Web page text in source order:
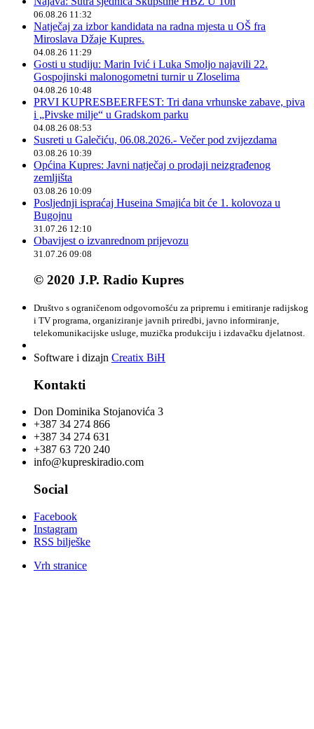
06.08.26 11:32
Natječaj za izbor kandidata na radna mjesta u OŠ fra
Miroslava Džaje Kupres.
04.08.26 11:29
Gosti u studiju: Marin Ivić i Luka Smoljo najavili 22.
Gospojinski malonogometni turnir u Zloselima
04.08.26 10:48
PRVI KUPRESBEERFEST: Tri dana vrhunske zabave, piva
i „Pivske milje“ u Gradskom parku
04.08.26 08:53
Susreti u Galečiću, 06.08.2026.- Večer pod zvijezdama
03.08.26 10:39
Općina Kupres: Javni natječaj o prodaji neizgrađenog
zemljišta
03.08.26 10:09
Posljednji ispraćaj Huseina Smajića bit će 1. kolovoza u
Bugojnu
31.07.26 12:10
Obavijest o izvanrednom prijevozu
31.07.26 09:08
© 2020 J.P. Radio Kupres
Društvo s ograničenom odgovornošću za pripremu i emitiranje radijskog
i TV programa, organiziranje javnih priredbi, javno informiranje,
telekomunikacijske usluge, muzička produkciju i izdavačku djelatnost.
Software i dizajn Creatix BiH
Kontakti
Don Dominika Stojanovića 3
+387 34 274 866
+387 34 274 631
+387 63 720 240
info@kupreskiradio.com
Social
Facebook
Instagram
RSS bilješke
Vrh stranice